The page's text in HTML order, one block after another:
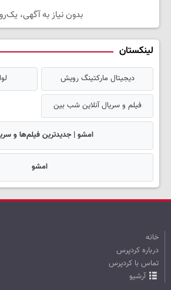
بدون نیاز به آگهی،
لینکستان
دیجیتال مارکتینگ رویش
فیلم و سریال آنلاین شب بین
امشو | جدیدترین فیلم‌ها و
امشو
خانه
درباره کردپرس
تماس با کردپرس
آرشیو